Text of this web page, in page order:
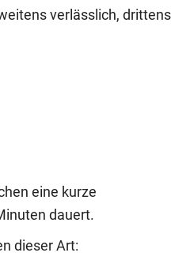
verlässlich, drittens
eine kurze
dauert.
dieser Art: